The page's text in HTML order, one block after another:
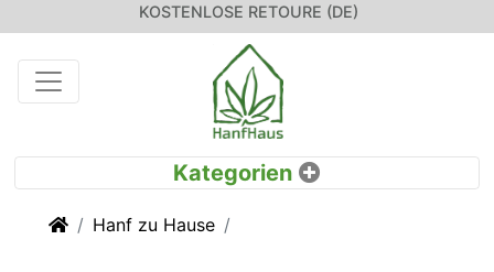
KOSTENLOSE RETOURE (DE)
Startseite
Hanf zu Hause